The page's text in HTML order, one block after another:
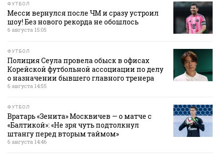
ФУТБОЛ
Месси вернулся после ЧМ и сразу устроил
шоу! Без нового рекорда не обошлось
6 августа 15:05
ФУТБОЛ
Полиция Сеула провела обыск в офисах
Корейской футбольной ассоциации по делу
о назначении бывшего главного тренера
6 августа 14:55
ФУТБОЛ
Вратарь «Зенита» Москвичев — о матче с
«Балтикой»: «Не зря чуть подтолкнул
штангу перед вторым таймом»
6 августа 14:46